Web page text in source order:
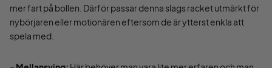
mer fart på bollen. Därför passar denna slags racket utmärkt för
nybörjaren eller motionären eftersom de är ytterst enkla att
spela med.